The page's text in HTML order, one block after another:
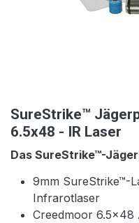
SureStrike™
6.5x48 - IR Laser
Das SureStrike™-
9mm SureStrike™-
Infrarotlaser
Creedmoor 6.5x48